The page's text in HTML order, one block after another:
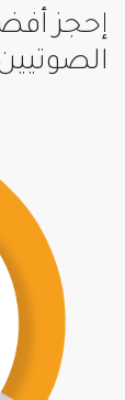
إحجز
الصوتيين في